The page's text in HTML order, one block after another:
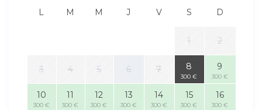
L M M J V S D
1 2
3 4 5 6 7 8
300 €
9
300 €
10
300 €
11
300 €
12
300 €
13
300 €
14
300 €
15
300 €
16
300 €